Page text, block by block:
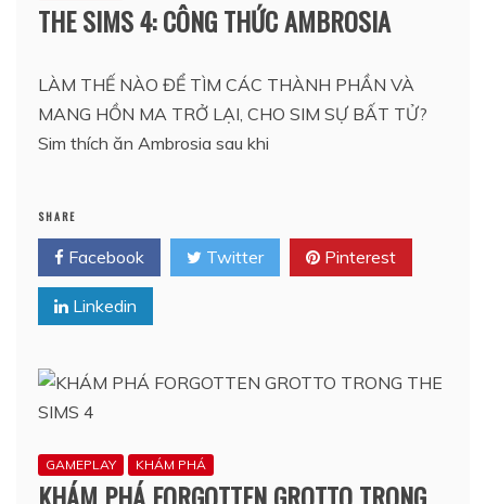
THE SIMS 4: CÔNG THỨC AMBROSIA
LÀM THẾ NÀO ĐỂ TÌM CÁC THÀNH PHẦN VÀ
MANG HỒN MA TRỞ LẠI, CHO SIM SỰ BẤT TỬ?
Sim thích ăn Ambrosia sau khi
SHARE
Facebook Twitter Pinterest
Linkedin
GAMEPLAY KHÁM PHÁ